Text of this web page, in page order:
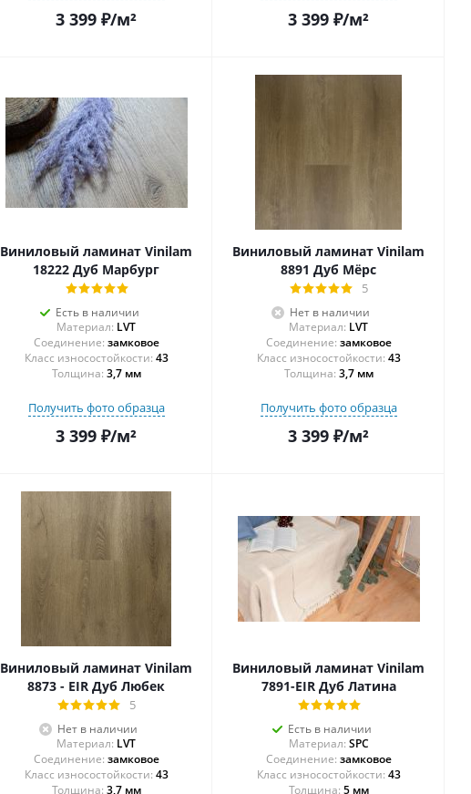
3 399 ₽/м² 3 399 ₽/м²
Виниловый ламинат Vinilam
18222 Дуб Марбург
Есть в наличии
Материал: LVT
Соединение: замковое
43
Толщина: 3,7 мм
Получить фото образца
3 399 ₽/м²
Виниловый ламинат Vinilam
8891 Дуб Мёрс
5
Нет в наличии
Материал: LVT
Соединение: замковое
43
Толщина: 3,7 мм
Получить фото образца
3 399 ₽/м²
Виниловый ламинат Vinilam
8873 - EIR Дуб Любек
5
Нет в наличии
Материал: LVT
Соединение: замковое
43
Толщина: 3,7 мм
Виниловый ламинат Vinilam
7891-EIR Дуб Латина
Есть в наличии
Материал: SPC
Соединение: замковое
43
Толщина: 5 мм